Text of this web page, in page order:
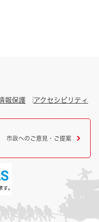
報保護 アクセシビリティ
市政へのご意見・ご提案